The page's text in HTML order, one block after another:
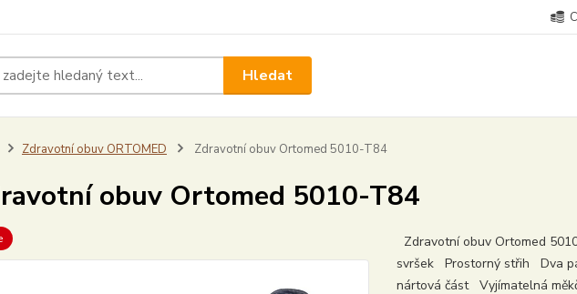
Hledat
Zdravotní obuv ORTOMED Zdravotní obuv Ortomed 5010-T84
obuv Ortomed 5010-T84
Zdravotní obuv Ortomed
svršek Prostorný střih Dva
nártová část Vyjímatelná